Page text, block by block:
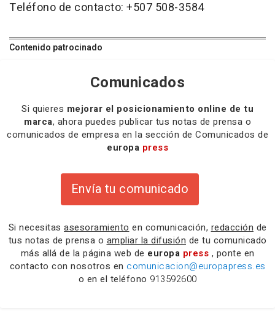
Teléfono de contacto: +507 508-3584
Contenido patrocinado
Comunicados
Si quieres mejorar el posicionamiento online de tu
marca, ahora puedes publicar tus notas de prensa o
comunicados de empresa en la sección de Comunicados de
europa press
Envía tu comunicado
Si necesitas asesoramiento en comunicación, redacción de
tus notas de prensa o ampliar la difusión de tu comunicado
más allá de la página web de europa press , ponte en
contacto con nosotros en comunicacion@europapress.es
o en el teléfono 913592600